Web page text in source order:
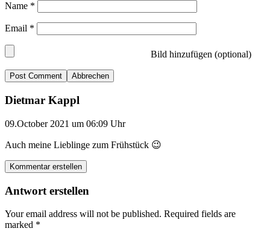
Name *
Email *
Bild hinzufügen (optional)
Abbrechen
Dietmar Kappl
09.October 2021 um 06:09 Uhr
Auch meine Lieblinge zum Frühstück 😉
Kommentar erstellen
Antwort erstellen
Your email address will not be published. Required fields are
marked *